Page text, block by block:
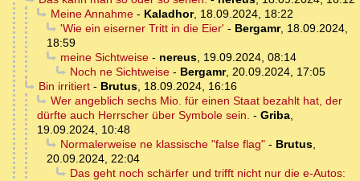
Meine Annahme- Kaladhor, 18.09.2024, 18:22
'Wie ein eiserner Tritt in die Eier' - Bergamr, 18.09.2024,
18:59
meine Sichtweise- nereus, 19.09.2024, 08:14
Noch ne Sichtweise- Bergamr, 20.09.2024, 17:05
Bin irritiert- Brutus, 18.09.2024, 16:16
Wer angeblich sechs Mio. für einen Staat bezahlt hat, der
dürfte auch Herrscher über Symbole sein. - Griba,
19.09.2024, 10:48
Normalerweise ne klassische "false flag"- Brutus,
20.09.2024, 22:04
Das geht noch schärfer und trifft nicht nur die e-Autos: